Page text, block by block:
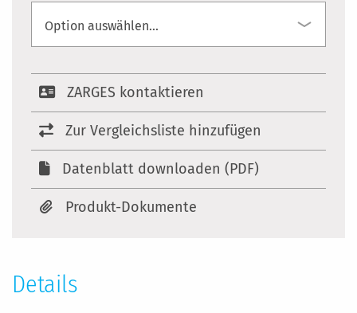
ZARGES kontaktieren
Zur Vergleichsliste hinzufügen
Datenblatt downloaden (PDF)
Produkt-Dokumente
Details